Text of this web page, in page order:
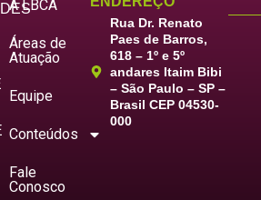
A LBCA
Áreas de
Atuação
Equipe
Conteúdos
Fale
Conosco
Rua Dr. Renato
Paes de Barros,
618 – 1º e 5º
andares Itaim Bibi
– São Paulo – SP –
Brasil CEP 04530-
000